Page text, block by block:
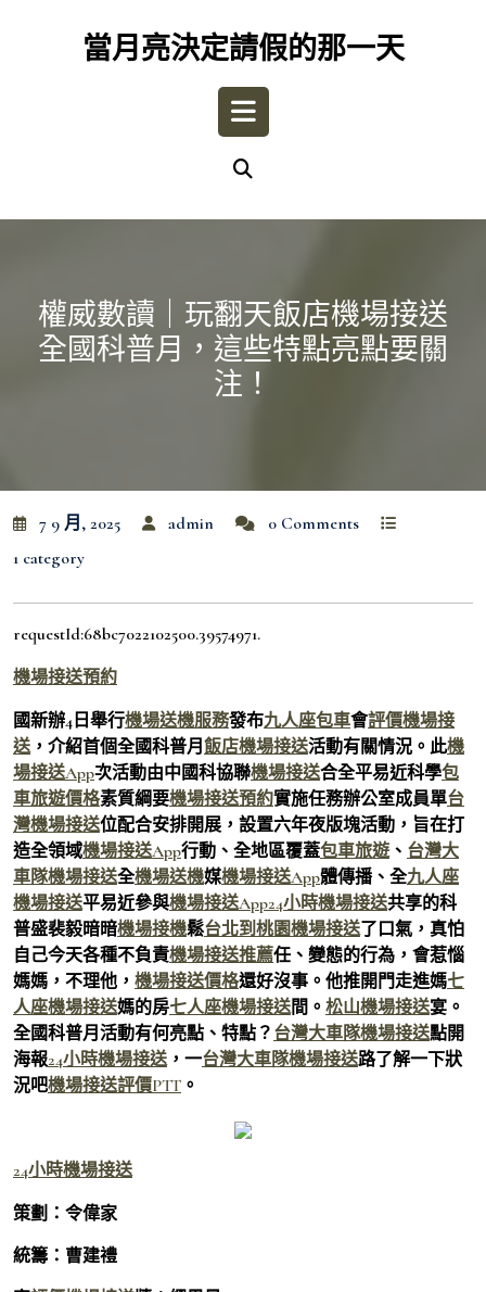
當月亮決定請假的那一天
Open
權威數讀｜玩翻天飯店機場接送
全國科普月，這些特點亮點要關
注！
7 9 月, 2025 admin
0 Comments
1 category
requestId:68bc7022102500.39574971.
機場接送預約
國新辦4日舉行機場送機服務發布九人座包車會評價機場接
送，介紹首個全國科普月 飯店機場接送活動有關情況。此機
場接送App次活動由中國科協聯機場接送合全平易近科學包
車旅遊價格素質綱要機場接送預約實施任務辦公室成員單台
灣機場接送位配合安排開展，設置六年夜版塊活動，旨在打
造全領域機場接送App行動、全地區覆蓋包車旅遊、 台灣大
車隊機場接送全機場送機媒機場接送App體傳播、全九人座
機場接送平易近參與機場接送App24小時機場接送共享的科
普盛裴毅暗暗機場接機鬆台北到桃園機場接送了口氣，真怕
自己今天各種不負責機場接送推薦任、變態的行為，會惹惱
媽媽，不理他， 機場接送價格還好沒事。他推開門走進媽七
人座機場接送媽的房七人座機場接送間。 松山機場接送宴。
全國科普月活動有何亮點、特點？ 台灣大車隊機場接送點開
海報24小時機場接送，一台灣大車隊機場接送路了解一下狀
況吧機場接送評價PTT 。
24小時機場接送
策劃：令偉家
統籌：曹建禮